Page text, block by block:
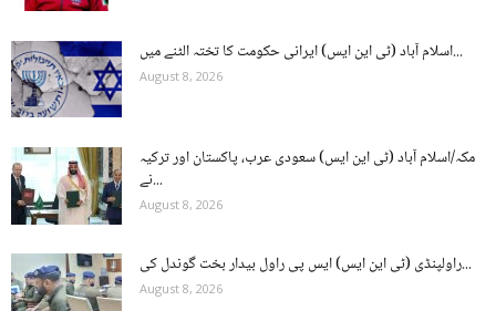
اسلام آباد (ٹی این ایس) ایرانی حکومت کا تختہ الٹنے میں...
August 8, 2026
مکہ/اسلام آباد (ٹی این ایس) سعودی عرب، پاکستان اور ترکیہ
نے...
August 8, 2026
راولپنڈی (ٹی این ایس) ایس پی راول بیدار بخت گوندل کی...
August 8, 2026